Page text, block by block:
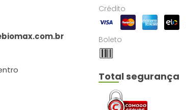
Crédito
Boleto
Total segurança